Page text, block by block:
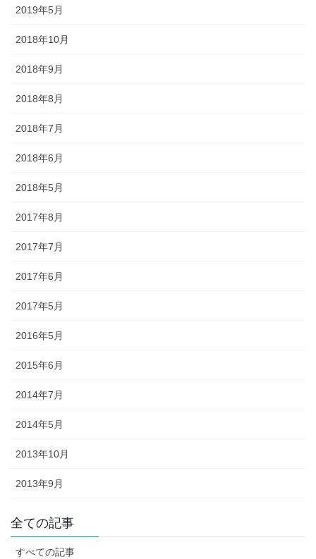
2019年5月
2018年10月
2018年9月
2018年8月
2018年7月
2018年6月
2018年5月
2017年8月
2017年7月
2017年6月
2017年5月
2016年5月
2015年6月
2014年7月
2014年5月
2013年10月
2013年9月
全ての記事
すべての記事
り」、「手取火まつり」、「鳥越一向一揆まつり」、「加賀獅子
ほうらいまつり」や「美川おかえり祭り」等のほか、雪や自然、豊
《小松・加賀エリア》 小松「安宅まつり」、小松「おっしょべま
つり」、山代「菖蒲まつり」、「八朔まつり」、「御願神事竹割り
まつり」、「山代大田楽」